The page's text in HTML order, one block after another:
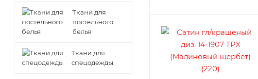
Ткани для
постельного
белья
Ткани для
спецодежды